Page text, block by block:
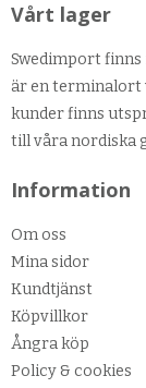
Vårt lager
Swedimport finns
är en terminalort
kunder finns
till våra nordiska
Information
Om oss
Mina sidor
Kundtjänst
Köpvillkor
Ångra köp
Policy & cookies